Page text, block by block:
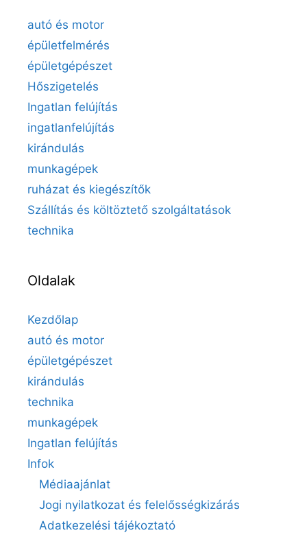
autó és motor
épületfelmérés
épületgépészet
Hőszigetelés
Ingatlan felújítás
ingatlanfelújítás
kirándulás
munkagépek
ruházat és kiegészítők
Szállítás és költöztető szolgáltatások
technika
Oldalak
Kezdőlap
autó és motor
épületgépészet
kirándulás
technika
munkagépek
Ingatlan felújítás
Infok
Médiaajánlat
Jogi nyilatkozat és felelősségkizárás
Adatkezelési tájékoztató